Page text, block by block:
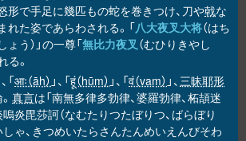
形で手足に幾匹もの蛇を巻きつけ、刀や戟な
れた姿であらわされる。「八大夜叉大将（はち
う）」の一尊「無比力夜叉（むひりきやし
る。
、「आः（āḥ） 」、「हूं（hūṃ） 」、「वं（vaṃ） 」、三昧耶形
真言は「南無多律多勃律、婆羅勃律、柘頡迷
炎毘莎訶（なむたりつたぼりつ、ばらぼり
しゃ、きつめいたらさんたんめいえんびそわ